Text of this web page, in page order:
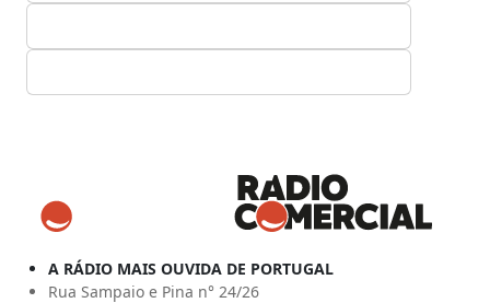
A RÁDIO MAIS OUVIDA DE PORTUGAL
Rua Sampaio e Pina n° 24/26